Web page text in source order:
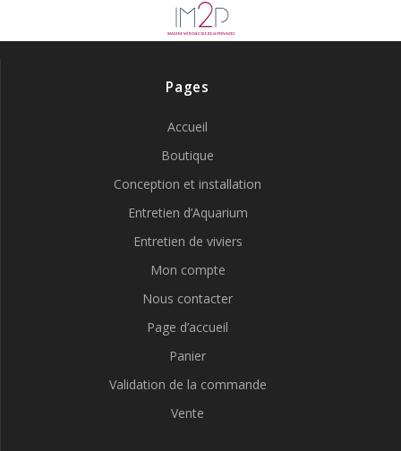
Pages
Accueil
Boutique
Conception et installation
Entretien d’Aquarium
Entretien de viviers
Mon compte
Nous contacter
Page d’accueil
Panier
Validation de la commande
Vente